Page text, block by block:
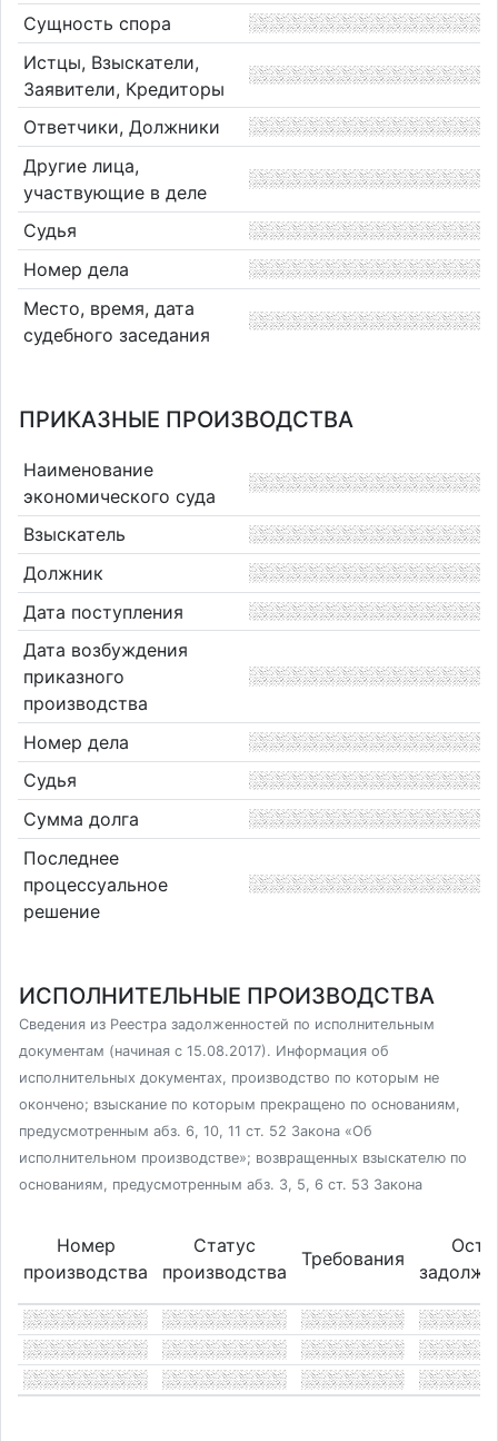
Сущность спора
Истцы, Взыскатели,
Заявители, Кредиторы
Ответчики, Должники
Другие лица,
участвующие в деле
Судья
Номер дела
Место, время, дата
судебного заседания
ПРИКАЗНЫЕ ПРОИЗВОДСТВА
Наименование
экономического суда
Взыскатель
Должник
Дата поступления
Дата возбуждения
приказного
производства
Номер дела
Судья
Сумма долга
Последнее
процессуальное
решение
ИСПОЛНИТЕЛЬНЫЕ ПРОИЗВОДСТВА
Сведения из Реестра задолженностей по исполнительным
документам (начиная с 15.08.2017). Информация об
исполнительных документах, производство по которым не
окончено; взыскание по которым прекращено по основаниям,
предусмотренным абз. 6, 10, 11 ст. 52 Закона «Об
исполнительном производстве»; возвращенных взыскателю по
основаниям, предусмотренным абз. 3, 5, 6 ст. 53 Закона
Номер
производства
Статус
производства
Требования